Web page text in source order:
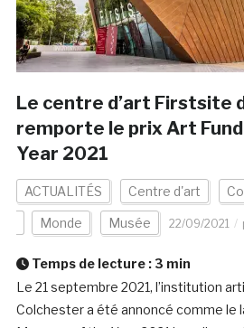
Le centre d’art Firstsite
remporte le prix Art
Year 2021
ACTUALITÉS Centre d'art
Monde Musée 22/09/2021
Temps de lecture : 3 min
Le 21 septembre 2021, l’institution
Colchester a été annoncé comme le